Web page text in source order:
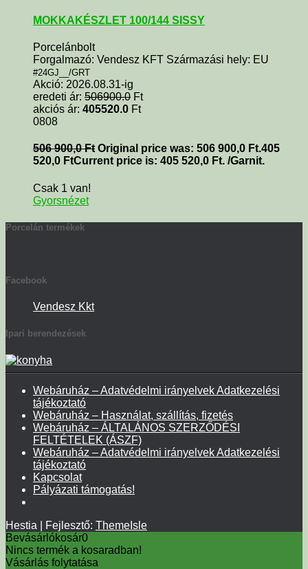
MOKKAKÉSZLET 100/144 SISSY
Porcelánbolt
Forgalmazó: Vendesz KFT Származási hely: EU
#24GJ__/GRT
Akció: 2026.08.31-ig
eredeti ár: 506900.0 Ft
akciós ár: 405520.0 Ft
0808
506 900,0Ft Original price was: 506 900,0 Ft.405
520,0 FtCurrent price is: 405 520,0 Ft. /Garnit.
Csak 1 van!
Gyorsnézet
Porcelán termékek
Facebook
Vendesz Kkt
Ipari berendezések
Webáruház – Adatvédelmi irányelvek Adatkezelési
tájékoztató
Webáruház – Használat, szállítás, fizetés
Webáruház – ÁLTALÁNOS SZERZŐDÉSI
FELTÉTELEK (ÁSZF)
Webáruház – Adatvédelmi irányelvek Adatkezelési
tájékoztató
Kapcsolat
Pályázati támogatás!
Hestia | Fejlesztő: ThemeIsle
Bevásárlókosár0
Nincs termék a kosaradban!
Vásárlás folytatása